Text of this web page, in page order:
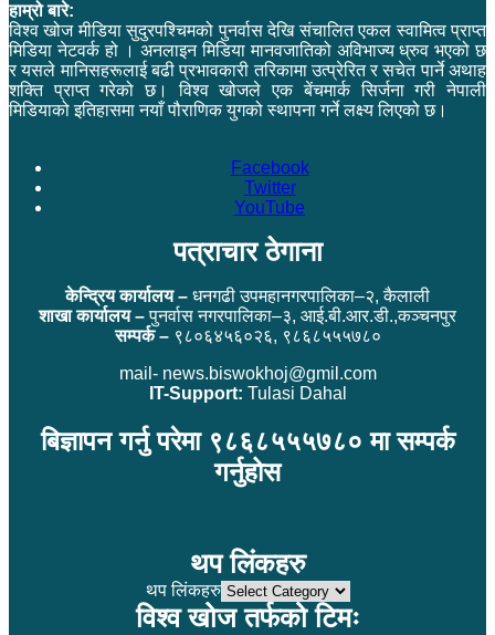
हाम्रो बारे:
विश्व खोज मीडिया सुदुरपश्चिमको पुनर्वास देखि संचालित एकल स्वामित्व प्राप्त
मिडिया नेटवर्क हो । अनलाइन मिडिया मानवजातिको अविभाज्य ध्रुव भएको छ
र यसले मानिसहरूलाई बढी प्रभावकारी तरिकामा उत्प्रेरित र सचेत पार्ने अथाह
शक्ति प्राप्त गरेको छ। विश्व खोजले एक बेंचमार्क सिर्जना गरी नेपाली
मिडियाको इतिहासमा नयाँ पौराणिक युगको स्थापना गर्ने लक्ष्य लिएको छ।
Facebook
Twitter
YouTube
पत्राचार ठेगाना
केन्द्रिय कार्यालय – धनगढी उपमहानगरपालिका–२, कैलाली
शाखा कार्यालय –पुनर्वास नगरपालिका–३, आई.बी.आर.डी.,कञ्चनपुर
सम्पर्क –९८०६४५६०२६, ९८६८५५५७८०
mail- news.biswokhoj@gmil.com
IT-Support: Tulasi Dahal
बिज्ञापन गर्नु परेमा ९८६८५५५७८० मा सम्पर्क
गर्नुहोस
थप लिंकहरु
थप लिंकहरु
विश्व खोज तर्फको टिमः